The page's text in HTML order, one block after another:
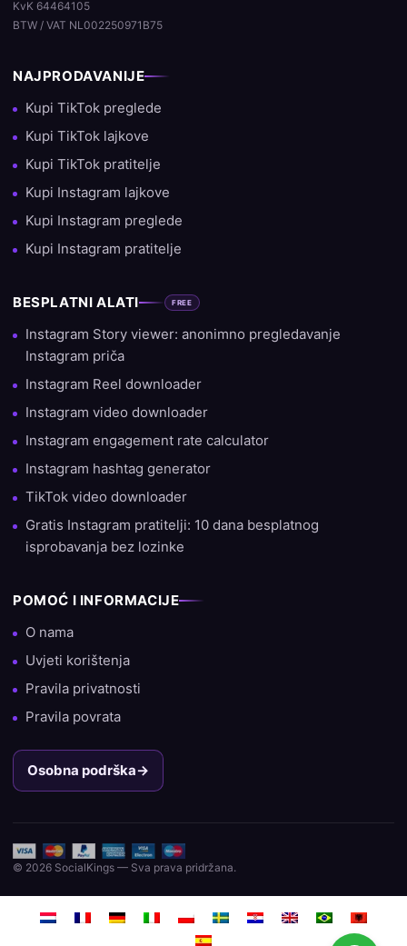
KvK 64464105
BTW / VAT NL002250971B75
NAJPRODAVANIJE
Kupi TikTok preglede
Kupi TikTok lajkove
Kupi TikTok pratitelje
Kupi Instagram lajkove
Kupi Instagram preglede
Kupi Instagram pratitelje
BESPLATNI ALATI FREE
Instagram Story viewer: anonimno pregledavanje
Instagram priča
Instagram Reel downloader
Instagram video downloader
Instagram engagement rate calculator
Instagram hashtag generator
TikTok video downloader
Gratis Instagram pratitelji: 10 dana besplatnog
isprobavanja bez lozinke
POMOĆ I INFORMACIJE
O nama
Uvjeti korištenja
Pravila privatnosti
Pravila povrata
Osobna podrška→
© 2026 SocialKings — Sva prava pridržana.